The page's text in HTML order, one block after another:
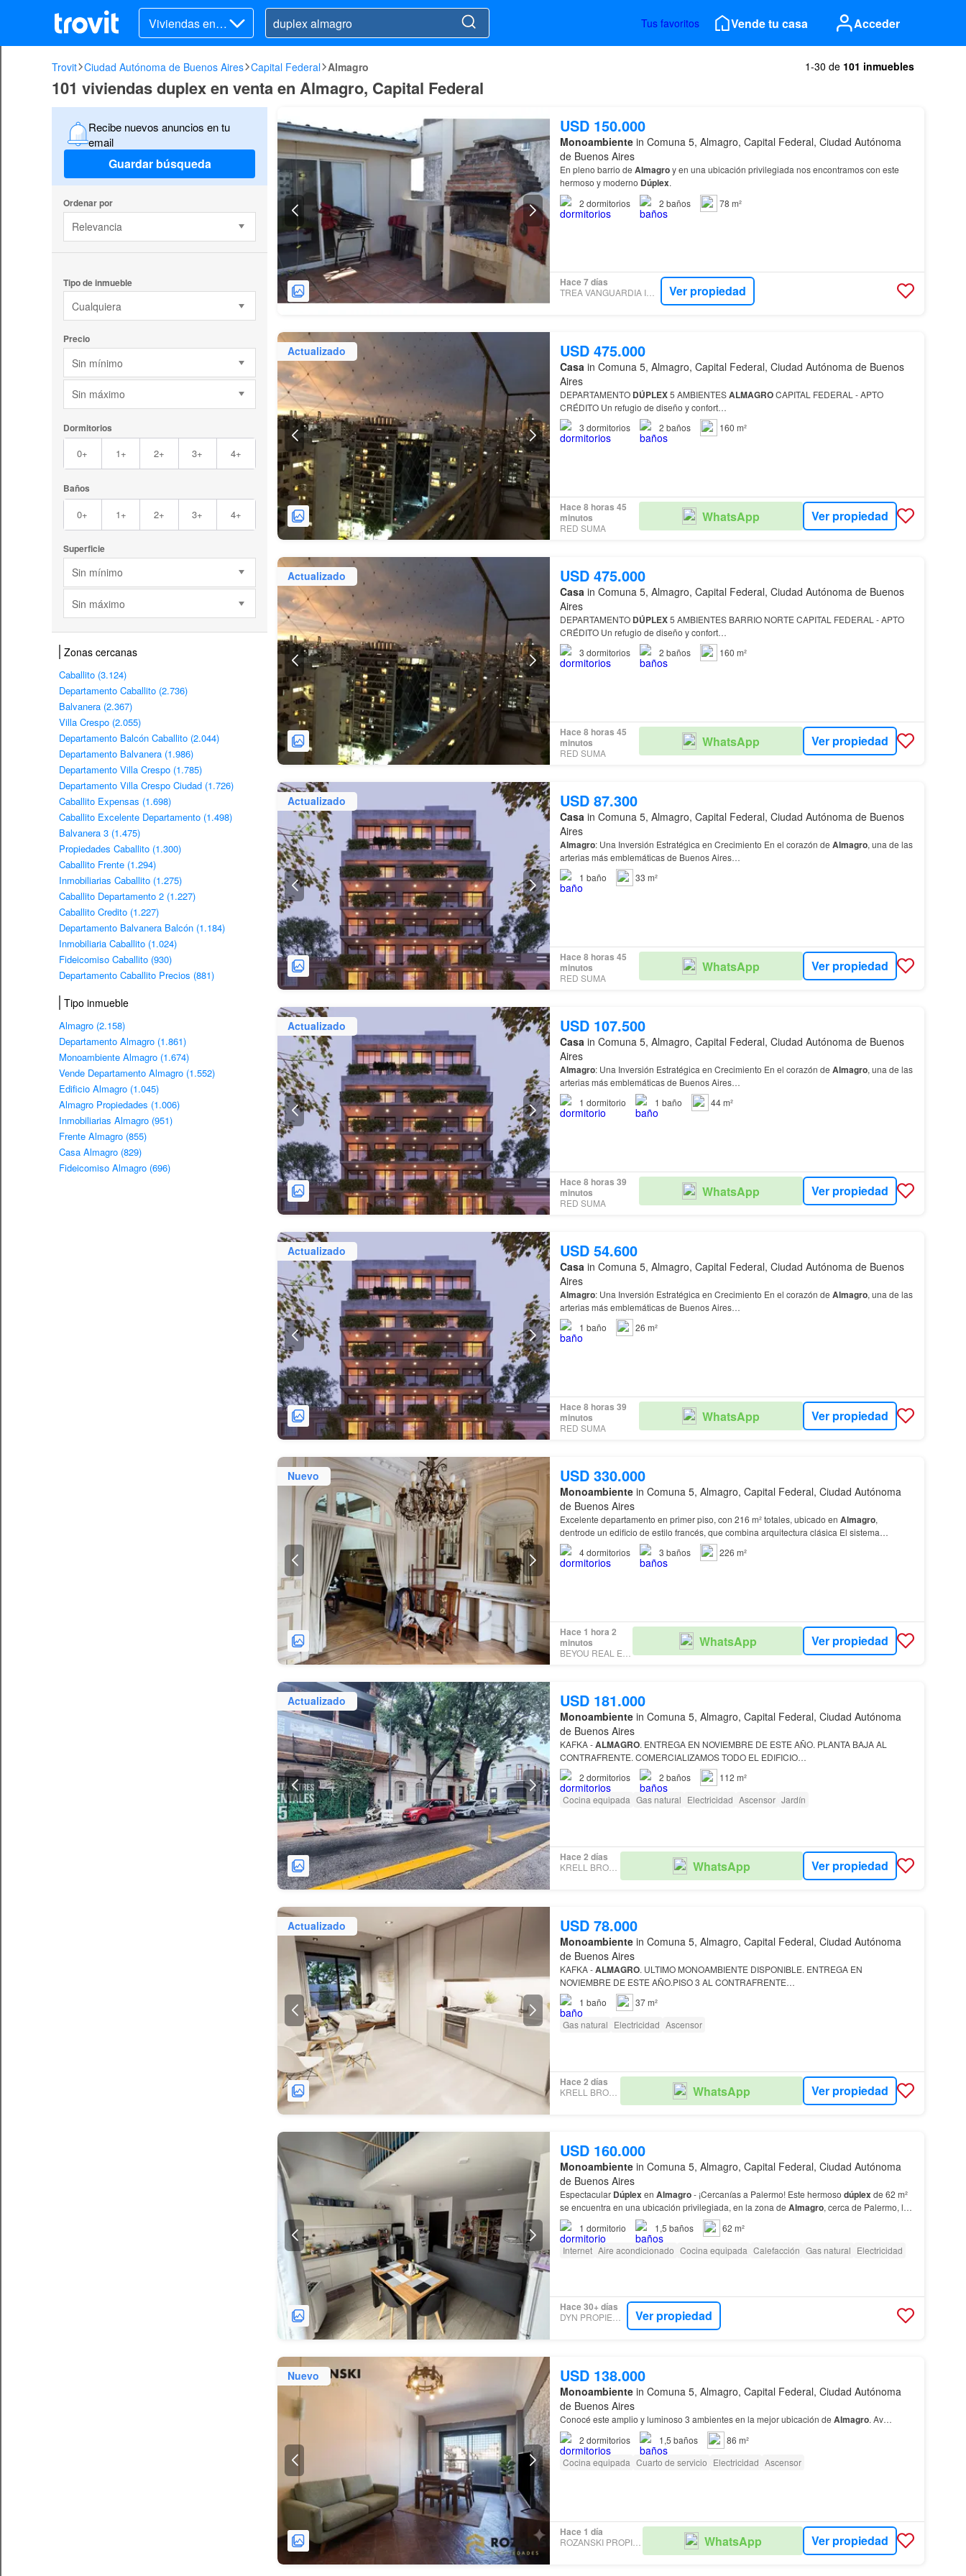
Viviendas en v
enta
Tus favoritos Vende tu casa Acceder
Trovit Ciudad Autónoma de Buenos Aires Capital Federal Almagro 1-30 de 101 inmuebles
101 viviendas duplex en venta en Almagro, Capital Federal
Recibe nuevos anuncios en tu
email
Guardar búsqueda
Ordenar por
Relevancia
Tipo de inmueble
Cualquiera
Precio
Sin mínimo
Sin máximo
Dormitorios
0+ 1+ 2+ 3+ 4+
Baños
0+ 1+ 2+ 3+ 4+
Superficie
Sin mínimo
Sin máximo
Zonas cercanas
Caballito (3.124)
Departamento Caballito (2.736)
Balvanera (2.367)
Villa Crespo (2.055)
Departamento Balcón Caballito (2.044)
Departamento Balvanera (1.986)
Departamento Villa Crespo (1.785)
Departamento Villa Crespo Ciudad (1.726)
Caballito Expensas (1.698)
Caballito Excelente Departamento (1.498)
Balvanera 3 (1.475)
Propiedades Caballito (1.300)
Caballito Frente (1.294)
Inmobiliarias Caballito (1.275)
Caballito Departamento 2 (1.227)
Caballito Credito (1.227)
Departamento Balvanera Balcón (1.184)
Inmobiliaria Caballito (1.024)
Fideicomiso Caballito (930)
Departamento Caballito Precios (881)
Tipo inmueble
Almagro (2.158)
Departamento Almagro (1.861)
Monoambiente Almagro (1.674)
Vende Departamento Almagro (1.552)
Edificio Almagro (1.045)
Almagro Propiedades (1.006)
Inmobiliarias Almagro (951)
Frente Almagro (855)
Casa Almagro (829)
Fideicomiso Almagro (696)
USD 150.000
Monoambientein Comuna 5, Almagro, Capital Federal, Ciudad Autónoma
de Buenos Aires
En pleno barrio de Almagroy en una ubicación privilegiada nos encontramos con este
hermoso y moderno Dúplex.
2 dormitorios 2 baños 78 m²
Hace 7 días
TREA VANGUARDIA INMOBILIARIA Ver propiedad
Actualizado USD 475.000
Casa in Comuna 5, Almagro, Capital Federal, Ciudad Autónoma de Buenos
Aires
DEPARTAMENTO DÚPLEX5 AMBIENTESALMAGROCAPITAL FEDERAL - APTO
CRÉDITO Un refugio de diseño y confort…
3 dormitorios 2 baños 160 m²
Hace 8 horas 45
minutos
RED SUMA
WhatsApp Ver propiedad
Actualizado USD 475.000
Casa in Comuna 5, Almagro, Capital Federal, Ciudad Autónoma de Buenos
Aires
DEPARTAMENTO DÚPLEX5 AMBIENTES BARRIO NORTE CAPITAL FEDERAL - APTO
CRÉDITO Un refugio de diseño y confort…
3 dormitorios 2 baños 160 m²
Hace 8 horas 45
minutos
RED SUMA
WhatsApp Ver propiedad
Actualizado USD 87.300
Casa in Comuna 5, Almagro, Capital Federal, Ciudad Autónoma de Buenos
Aires
Almagro : Una Inversión Estratégica en Crecimiento En el corazón de Almagro, una de las
arterias más emblemáticas de Buenos Aires…
1 baño 33 m²
Hace 8 horas 45
minutos
RED SUMA
WhatsApp Ver propiedad
Actualizado USD 107.500
Casa in Comuna 5, Almagro, Capital Federal, Ciudad Autónoma de Buenos
Aires
Almagro : Una Inversión Estratégica en Crecimiento En el corazón de Almagro, una de las
arterias más emblemáticas de Buenos Aires…
1 dormitorio 1 baño 44 m²
Hace 8 horas 39
minutos
RED SUMA
WhatsApp Ver propiedad
Actualizado USD 54.600
Casa in Comuna 5, Almagro, Capital Federal, Ciudad Autónoma de Buenos
Aires
Almagro : Una Inversión Estratégica en Crecimiento En el corazón de Almagro, una de las
arterias más emblemáticas de Buenos Aires…
1 baño 26 m²
Hace 8 horas 39
minutos
RED SUMA
WhatsApp Ver propiedad
Nuevo USD 330.000
Monoambientein Comuna 5, Almagro, Capital Federal, Ciudad Autónoma
de Buenos Aires
Excelente departamento en primer piso, con 216 m² totales, ubicado en Almagro,
dentrode un edificio de estilo francés, que combina arquitectura clásica El sistema
Coldwell Banker® está
por oficinas propias de propie…
4dormitorios 3 baños 226 m²
Hace 1 hora 2
minutos
WhatsApp Ver propiedad
Actualizado USD 181.000
Monoambientein Comuna 5, Almagro, Capital Federal, Ciudad Autónoma
de Buenos Aires
KAFKA -ALMAGRO. ENTREGA EN NOVIEMBRE DE ESTE AÑO. PLANTA BAJA AL
CONTRAFRENTE. COMERCIALIZAMOS TODO EL EDIFICIO…
2 dormitorios 2 baños
112 m²
Cocina equipada Gas natural Electricidad Ascensor Jardín
Hace 2 días
KRELL BROKERS WhatsApp Ver propiedad
Actualizado USD 78.000
Monoambientein Comuna 5, Almagro, Capital Federal, Ciudad Autónoma
de Buenos Aires
KAFKA -ALMAGRO. ULTIMO MONOAMBIENTE DISPONIBLE. ENTREGA EN
NOVIEMBRE DE ESTE AÑO.PISO 3 AL CONTRAFRENTE…
1 baño
37 m²
Gas natural Electricidad Ascensor
Hace 2 días
KRELL BROKERS WhatsApp Ver propiedad
USD 160.000
Monoambientein Comuna 5, Almagro, Capital Federal, Ciudad Autónoma
de Buenos Aires
Espectacular Dúplexen Almagro- ¡Cercanías a Palermo! Este hermoso dúplexde 62 m²
se encuentra en una ubicación privilegiada, en la zona de Almagro, cerca de Palermo, lo
que te permite disfrutar de lo mejor…
1 dormitorio 1,5 baños
62 m²
Internet Aire acondicionado Cocina equipada Calefacción Gas natural Electricidad
Hace 30+ días
Ver propiedad
Nuevo USD 138.000
Monoambientein Comuna 5, Almagro, Capital Federal, Ciudad Autónoma
de Buenos Aires
Conocé este amplio y luminoso 3 ambientes en la mejor ubicación de Almagro. Av…
2 dormitorios 1,5 baños
86 m²
Cocina equipada Cuarto de servicio Electricidad Ascensor
Hace 1 día
ROZANSKI PROPIEDADES WhatsApp Ver propiedad